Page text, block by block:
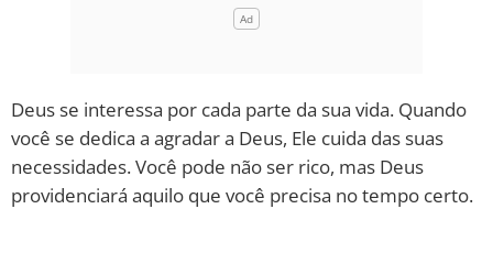
Deus se interessa por cada parte da sua vida. Quando
você se dedica a agradar a Deus, Ele cuida das suas
necessidades. Você pode não ser rico, mas Deus
providenciará aquilo que você precisa no tempo certo.